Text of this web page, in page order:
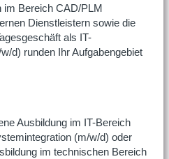
im Bereich CAD/PLM
Dienstleistern sowie die
als IT-
d) runden Ihr Aufgabengebiet
Ausbildung im IT-Bereich
(m/w/d) oder
im technischen Bereich